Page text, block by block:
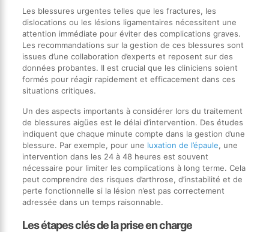
Les blessures urgentes telles que les fractures, les
dislocations ou les lésions ligamentaires nécessitent une
attention immédiate pour éviter des complications graves.
Les recommandations sur la gestion de ces blessures sont
issues d’une collaboration d’experts et reposent sur des
données probantes. Il est crucial que les cliniciens soient
formés pour réagir rapidement et efficacement dans ces
situations critiques.
Un des aspects importants à considérer lors du traitement
de blessures aigües est le délai d’intervention. Des études
indiquent que chaque minute compte dans la gestion d’une
blessure. Par exemple, pour une luxation de l’épaule, une
intervention dans les 24 à 48 heures est souvent
nécessaire pour limiter les complications à long terme. Cela
peut comprendre des risques d’arthrose, d’instabilité et de
perte fonctionnelle si la lésion n’est pas correctement
adressée dans un temps raisonnable.
Les étapes clés de la prise en charge